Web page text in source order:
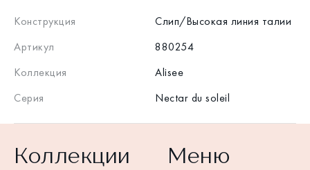
Конструкция
Слип/Высокая линия талии
Артикул
880254
Коллекция
Alisee
Серия
Nectar du soleil
Коллекции Меню